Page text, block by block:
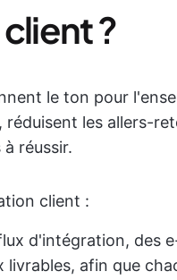
?
le ton pour
les allers-
réussir.
client :
d'intégration, des
afin que